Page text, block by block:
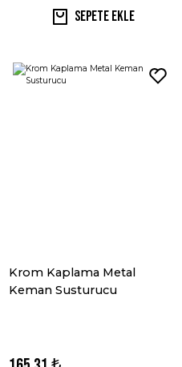
Sepete Ekle
Krom Kaplama Metal
Keman Susturucu